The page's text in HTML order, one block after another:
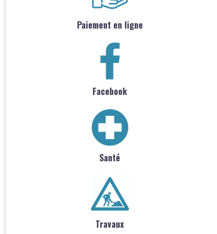
Paiement en ligne
Facebook
Santé
Travaux